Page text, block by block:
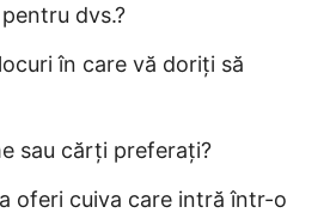
dvs.?
în care vă doriți să
sau cărți preferați?
oferi cuiva care intră într-o